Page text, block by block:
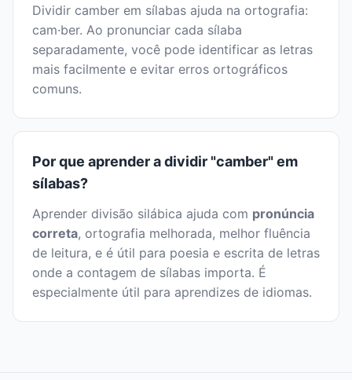
Dividir camber em sílabas ajuda na ortografia:
cam·ber. Ao pronunciar cada sílaba
separadamente, você pode identificar as letras
mais facilmente e evitar erros ortográficos
comuns.
Por que aprender a dividir "camber" em
sílabas?
Aprender divisão silábica ajuda com pronúncia
correta, ortografia melhorada, melhor fluência
de leitura, e é útil para poesia e escrita de letras
onde a contagem de sílabas importa. É
especialmente útil para aprendizes de idiomas.